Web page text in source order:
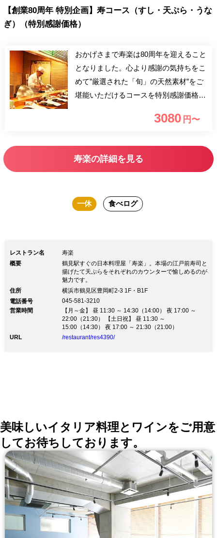
【創業80周年 特別企画】寿コース（すし・天ぷら・うな
ぎ）（特別感謝価格）
おかげさまで寿楽は80周年を迎えること
となりました。心より感謝の気持ちをこ
めて”厳選された「旬」の天然素材”をご
堪能いただけるコースを特別感謝価格で
3080 円〜
寿楽の詳細を見る
一休 食べログ
レストラン名
寿楽
概要
鶴見駅すぐの日本料理屋「寿楽」。本場の江戸前寿司と
揚げたて天ぷらをそれぞれのカウンターで愉しめるのが
魅力です。
住所
横浜市鶴見区豊岡町2-3 1F・B1F
電話番号
045-581-3210
営業時間
【月～金】 昼 11:30 ～ 14:30（14:00） 夜 17:00 ～
22:00（21:30） 【土日祝】 昼 11:30 ～
15:00（14:30） 夜 17:00 ～ 21:30（21:00）
URL
/restaurant/res4390/
美味しいイタリア料理とワインをご用意
してお待ちしております。